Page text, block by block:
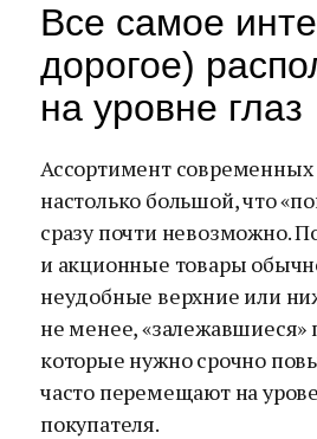
Все самое
дорогое)
на уровне глаз
Ассортимент современных
настолько большой, что
сразу почти невозможно.
и акционные товары
неудобные верхние или
не менее, «залежавшиеся»
которые нужно срочно
часто перемещают на
покупателя.